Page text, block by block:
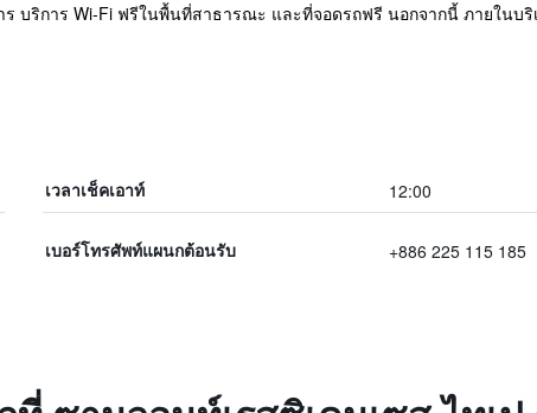
บริการ Wi-Fi ฟรีในพื้นที่สาธารณะ และที่จอดรถฟรี นอกจากนี้ ภายในบ
เวลาเช็คเอาท์ 12:00
เบอร์โทรศัพท์แผนกต้อนรับ +886 225 115 185